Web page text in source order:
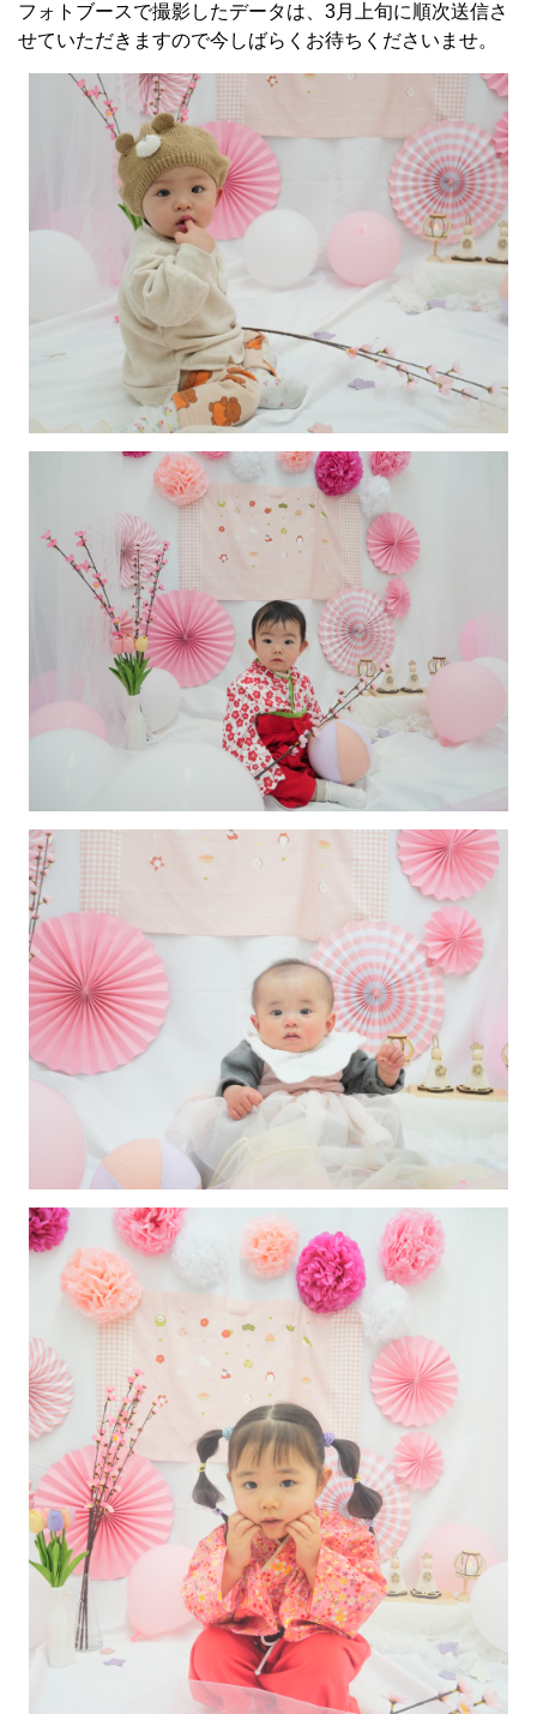
フォトブースで撮影したデータは、3月上旬に順次送信さ
せていただきますので今しばらくお待ちくださいませ。